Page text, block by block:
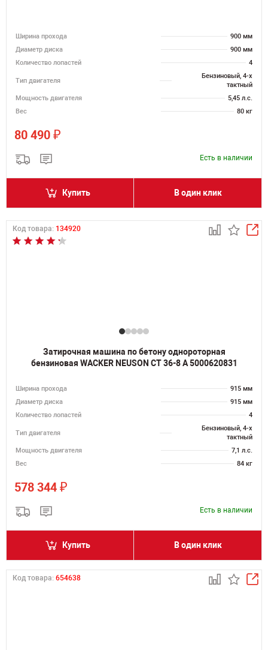
Ширина прохода
900 мм
Диаметр диска
900 мм
Количество лопастей
4
Тип двигателя
Бензиновый, 4-х
тактный
Мощность двигателя
5,45 л.с.
Вес
80 кг
80 490 ₽
Есть в наличии
Купить В один клик
Код товара: 134920
Затирочная машина по бетону однороторная
бензиновая WACKER NEUSON CT 36-8 A 5000620831
Ширина прохода
915 мм
Диаметр диска
915 мм
Количество лопастей
4
Тип двигателя
Бензиновый, 4-х
тактный
Мощность двигателя
7,1 л.с.
Вес
84 кг
578 344 ₽
Есть в наличии
Купить В один клик
Код товара: 654638